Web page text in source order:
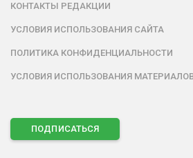
КОНТАКТЫ РЕДАКЦИИ
УСЛОВИЯ ИСПОЛЬЗОВАНИЯ САЙТА
ПОЛИТИКА КОНФИДЕНЦИАЛЬНОСТИ
УСЛОВИЯ ИСПОЛЬЗОВАНИЯ
ПОДПИСАТЬСЯ